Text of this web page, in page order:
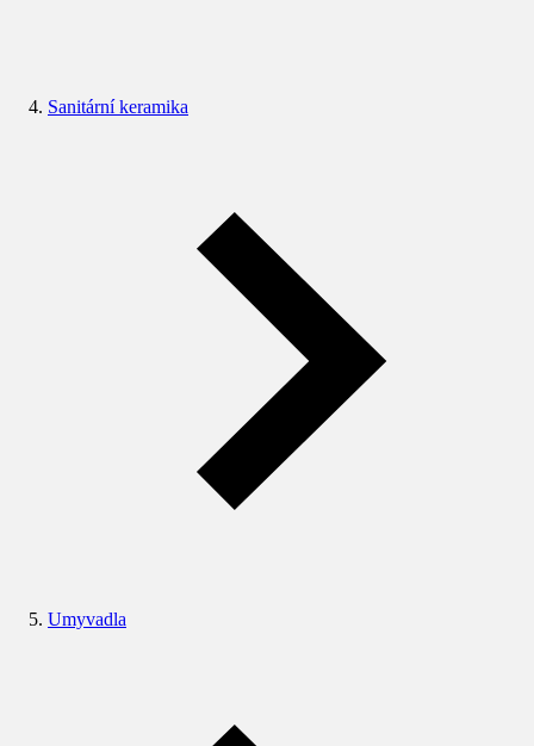
Sanitární keramika
Umyvadla